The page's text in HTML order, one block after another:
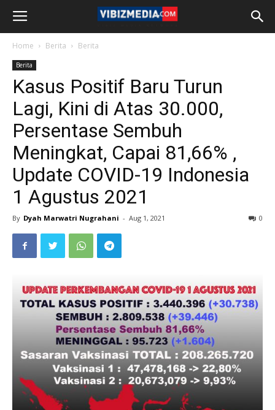
Home Berita Berita
Berita
Kasus Positif Baru Turun
Lagi, Kini di Atas 30.000,
Persentase Sembuh
Meningkat, Capai 81,66% ,
Update COVID-19 Indonesia
1 Agustus 2021
By Dyah Marwatri Nugrahani - Aug 1, 2021 0